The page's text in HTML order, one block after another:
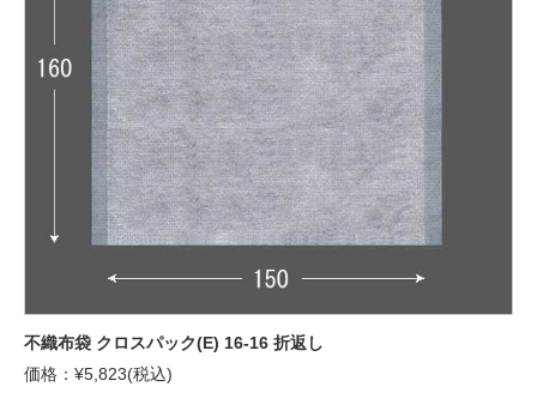
不織布袋 クロスパック(E) 16-16 折返し
価格：¥5,823(税込)